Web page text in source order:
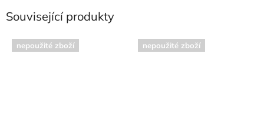
Související produkty
nepoužité zboží nepoužité zboží